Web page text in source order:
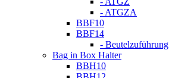
- ATGZA
BBF10
BBF14
- Beutelzuführung
Bag in Box Halter
BBH10